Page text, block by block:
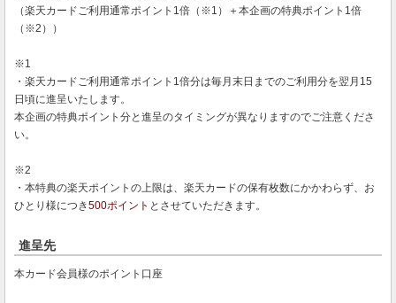
（楽天カードご利用通常ポイント1倍（※1）＋本企画の特典ポイント1倍
（※2））
※1
・楽天カードご利用通常ポイント1倍分は毎月末日までのご利用分を翌月15
日頃に進呈いたします。
本企画の特典ポイント分と進呈のタイミングが異なりますのでご注意くださ
い。
※2
・本特典の楽天ポイントの上限は、楽天カードの保有枚数にかかわらず、お
ひとり様につき500ポイント とさせていただきます。
進呈先
本カード会員様のポイント口座